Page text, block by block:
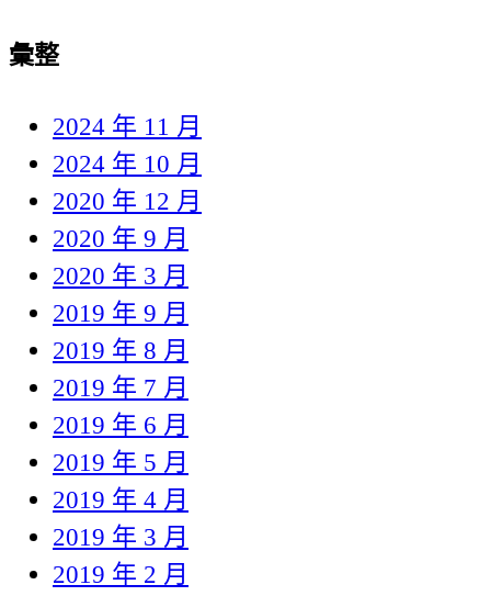
彙整
2024 年 11 月
2024 年 10 月
2020 年 12 月
2020 年 9 月
2020 年 3 月
2019 年 9 月
2019 年 8 月
2019 年 7 月
2019 年 6 月
2019 年 5 月
2019 年 4 月
2019 年 3 月
2019 年 2 月